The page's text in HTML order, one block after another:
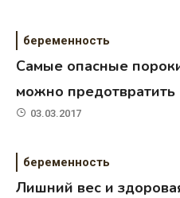
беременность
Самые опасные
можно предотвратить
03.03.2017
беременность
Лишний вес и